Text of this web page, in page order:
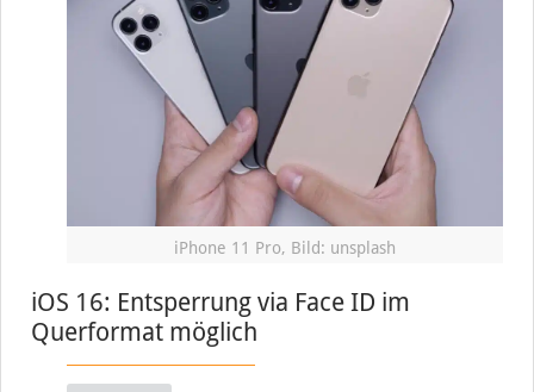
iPhone 11 Pro, Bild: unsplash
iOS 16: Entsperrung via Face ID im
Querformat möglich